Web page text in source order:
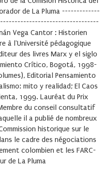
de La Pluma -------------
Vega Cantor : Historien
à l'Université pédagogique
des livres Marx y el siglo
Crítico, Bogotá, 1998-
Editorial Pensamiento
mito y realidad; El Caos
1999. Lauréat du Prix
du conseil consultatif
il a publié de nombreux
historique sur le
le cadre des négociations
colombien et les FARC-
de La Pluma